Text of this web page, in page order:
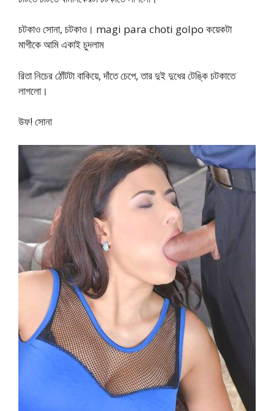
চটকাও সোনা, চটকাও। magi para choti golpo কয়েকটা
মাগীকে আমি একাই চুদলাম
রিতা নিচের ঠোঁটটা বাকিয়ে, দাঁতে চেপে, তার দুই দুধের টেঙ্কি চটকাতে
লাগলো।
উফ! সোনা